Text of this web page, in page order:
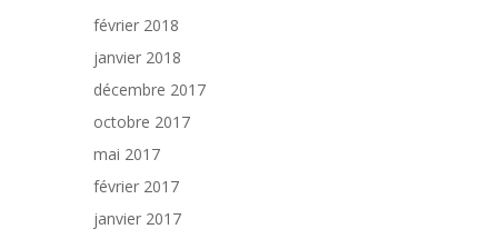
février 2018
janvier 2018
décembre 2017
octobre 2017
mai 2017
février 2017
janvier 2017